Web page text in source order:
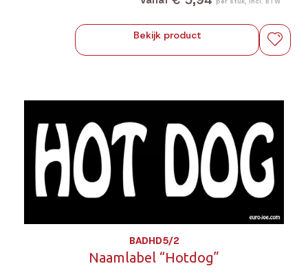
Bekijk product
BADHD5/2
Naamlabel “Hotdog”